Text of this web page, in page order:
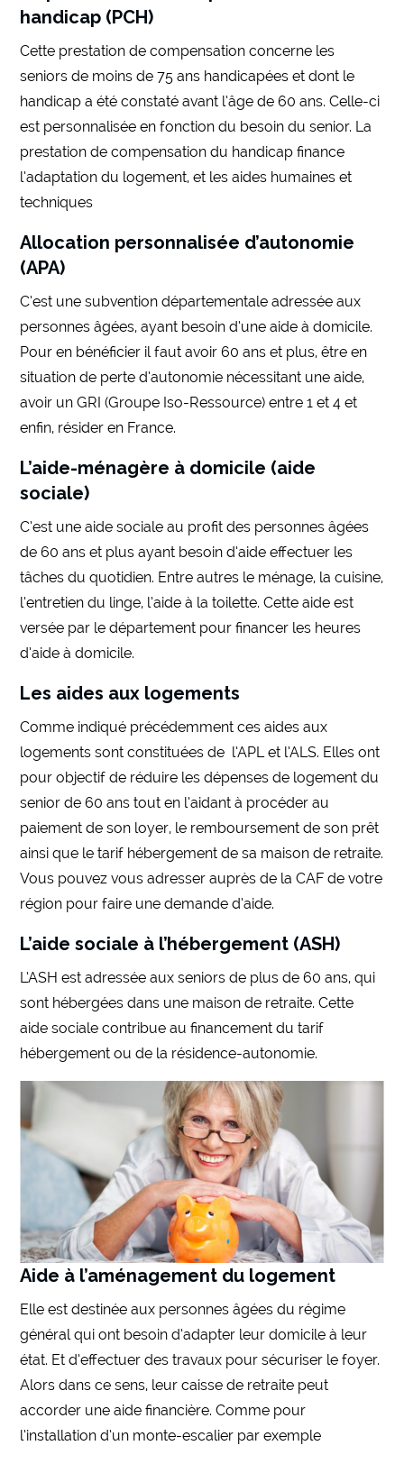
handicap (PCH)
Cette prestation de compensation concerne les
seniors de moins de 75 ans handicapées et dont le
handicap a été constaté avant l’âge de 60 ans. Celle-ci
est personnalisée en fonction du besoin du senior. La
prestation de compensation du handicap finance
l’adaptation du logement, et les aides humaines et
techniques
Allocation personnalisée d’autonomie
(APA)
C’est une subvention départementale adressée aux
personnes âgées, ayant besoin d’une aide à domicile.
Pour en bénéficier il faut avoir 60 ans et plus, être en
situation de perte d’autonomie nécessitant une aide,
avoir un GRI (Groupe Iso-Ressource) entre 1 et 4 et
enfin, résider en France.
L’aide-ménagère à domicile (aide
sociale)
C’est une aide sociale au profit des personnes âgées
de 60 ans et plus ayant besoin d’aide effectuer les
tâches du quotidien. Entre autres le ménage, la cuisine,
l’entretien du linge, l’aide à la toilette. Cette aide est
versée par le département pour financer les heures
d’aide à domicile.
Les aides aux logements
Comme indiqué précédemment ces aides aux
logements sont constituées de l’APL et l’ALS. Elles ont
pour objectif de réduire les dépenses de logement du
senior de 60 ans tout en l’aidant à procéder au
paiement de son loyer, le remboursement de son prêt
ainsi que le tarif hébergement de sa maison de retraite.
Vous pouvez vous adresser auprès de la CAF de votre
région pour faire une demande d’aide.
L’aide sociale à l’hébergement (ASH)
L’ASH est adressée aux seniors de plus de 60 ans, qui
sont hébergées dans une maison de retraite. Cette
aide sociale contribue au financement du tarif
hébergement ou de la résidence-autonomie.
Aide à l’aménagement du logement
Elle est destinée aux personnes âgées du régime
général qui ont besoin d’adapter leur domicile à leur
état. Et d’effectuer des travaux pour sécuriser le foyer.
Alors dans ce sens, leur caisse de retraite peut
accorder une aide financière. Comme pour
l’installation d’un monte-escalier par exemple